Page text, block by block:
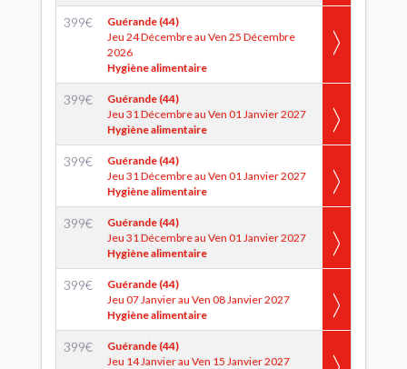
399€
Guérande (44)
Jeu 24 Décembre au Ven 25 Décembre
2026
Hygiène alimentaire
399€
Guérande (44)
Jeu 31 Décembre au Ven 01 Janvier 2027
Hygiène alimentaire
399€
Guérande (44)
Jeu 31 Décembre au Ven 01 Janvier 2027
Hygiène alimentaire
399€
Guérande (44)
Jeu 31 Décembre au Ven 01 Janvier 2027
Hygiène alimentaire
399€
Guérande (44)
Jeu 07 Janvier au Ven 08 Janvier 2027
Hygiène alimentaire
399€
Guérande (44)
Jeu 14 Janvier au Ven 15 Janvier 2027